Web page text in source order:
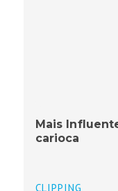
Mais
carioca
CLIPPING